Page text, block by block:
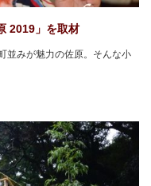
2019」を取材
並みが魅力の佐原。そんな小